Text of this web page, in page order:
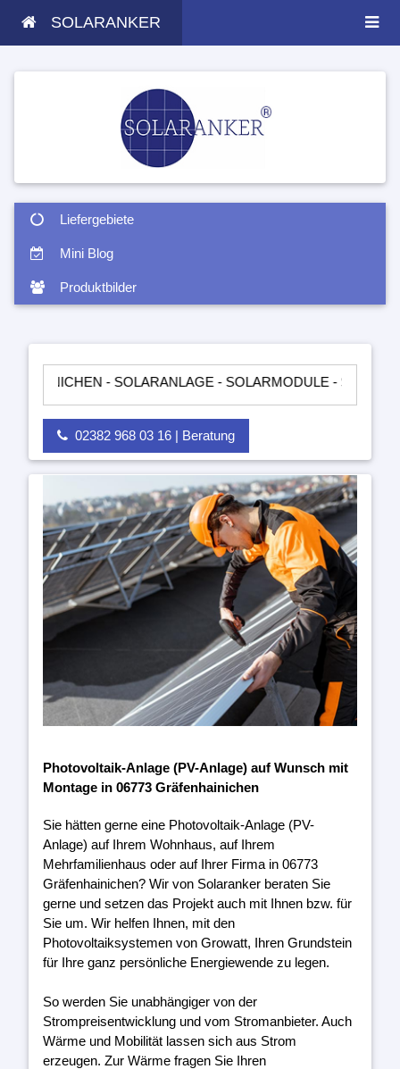
SOLARANKER
Liefergebiete
Mini Blog
Produktbilder
- SOLARANLAGE - SOLARMODULE - SOLARTASCHEN
02382 968 03 16 | Beratung
Photovoltaik-Anlage (PV-Anlage) auf Wunsch mit
Montage in 06773 Gräfenhainichen
Sie hätten gerne eine Photovoltaik-Anlage (PV-
Anlage) auf Ihrem Wohnhaus, auf Ihrem
Mehrfamilienhaus oder auf Ihrer Firma in 06773
Gräfenhainichen? Wir von Solaranker beraten Sie
gerne und setzen das Projekt auch mit Ihnen bzw. für
Sie um. Wir helfen Ihnen, mit den
Photovoltaiksystemen von Growatt, Ihren Grundstein
für Ihre ganz persönliche Energiewende zu legen.
So werden Sie unabhängiger von der
Strompreisentwicklung und vom Stromanbieter. Auch
Wärme und Mobilität lassen sich aus Strom
erzeugen. Zur Wärme fragen Sie Ihren